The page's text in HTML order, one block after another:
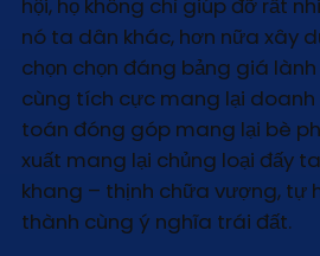
nó ta dân khác, hơn nữa xây
chọn chọn đáng bảng giá
cùng tích cực mang lại
toán đóng góp mang lại bè
xuất mang lại chủng loại đấy
khang – thịnh chữa vượng, tự
thành cùng ý nghĩa trái đất.